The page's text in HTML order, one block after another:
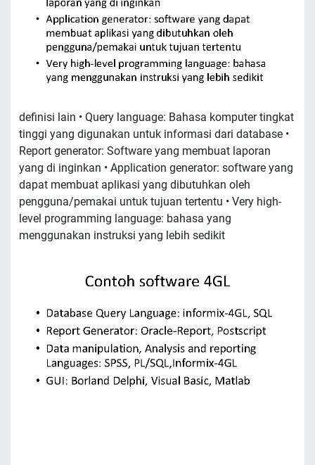
definisi lain • Query language: Bahasa komputer tingkat
tinggi yang digunakan untuk informasi dari database •
Report generator: Software yang membuat laporan
yang di inginkan • Application generator: software yang
dapat membuat aplikasi yang dibutuhkan oleh
pengguna/pemakai untuk tujuan tertentu • Very high-
level programming language: bahasa yang
menggunakan instruksi yang lebih sedikit